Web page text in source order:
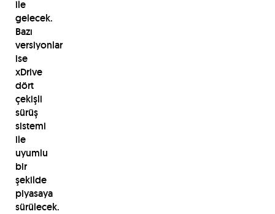
ile
gelecek.
Bazı
versiyonlar
ise
xDrive
dört
çekişli
sürüş
sistemi
ile
uyumlu
bir
şekilde
piyasaya
sürülecek.